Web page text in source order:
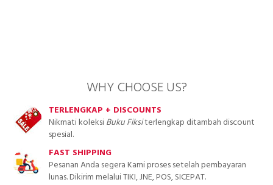
WHY CHOOSE US?
TERLENGKAP + DISCOUNTS
Nikmati koleksiBuku Fiksiterlengkap ditambah discount
spesial.
FAST SHIPPING
Pesanan Anda segera Kami proses setelah pembayaran
lunas. Dikirim melalui TIKI, JNE, POS, SICEPAT.